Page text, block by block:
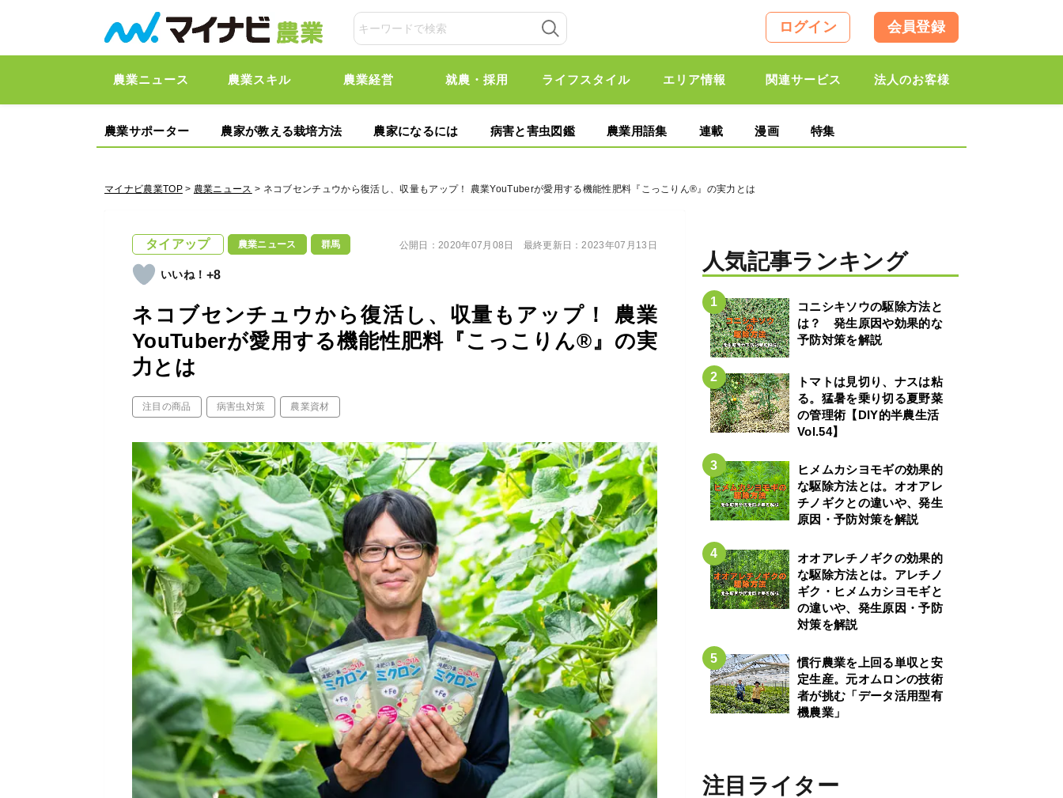
ログイン 会員登録
農業ニュース 農業スキル 農業経営 就農・採用 ライフスタイル エリア情報 関連サービス 法人のお客様
農業サポーター 農家が教える栽培方法 農家になるには 病害と害虫図鑑 農業用語集 連載 漫画 特集
マイナビ農業TOP> 農業ニュース > ネコブセンチュウから復活し、収量もアップ！ 農業YouTuberが愛用する機能性肥料『こっこりん®』の実力とは
タイアップ 農業ニュース 群馬
+8
ネコブセンチュウから復活し、収量もアップ！ 農業
YouTuberが愛用する機能性肥料『こっこりん®』の実
力とは
注目の商品 病害虫対策 農業資材
公開日：2020年07月08日 最終更新日：2023年07月13日
人気記事ランキング
コニシキソウの駆除方法と
は？ 発生原因や効果的な
予防対策を解説
トマトは見切り、ナスは粘
る。猛暑を乗り切る夏野菜
の管理術【DIY的半農生活
Vol.54】
ヒメムカシヨモギの効果的
な駆除方法とは。オオアレ
チノギクとの違いや、発生
原因・予防対策を解説
オオアレチノギクの効果的
な駆除方法とは。アレチノ
ギク・ヒメムカシヨモギと
の違いや、発生原因・予防
対策を解説
慣行農業を上回る単収と安
定生産。元オムロンの技術
者が挑む「データ活用型有
機農業」
注目ライター